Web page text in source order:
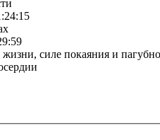
силе покаяния и